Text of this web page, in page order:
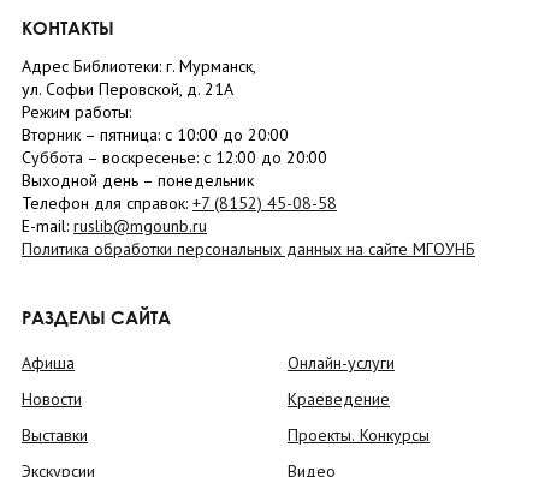
КОНТАКТЫ
Адрес Библиотеки: г. Мурманск,
ул. Софьи Перовской, д. 21А
Режим работы:
Вторник – пятница: с 10:00 до 20:00
Суббота – воскресенье: c 12:00 до 20:00
Выходной день – понедельник
Телефон для справок: +7 (8152) 45-08-58
E-mail: ruslib@mgounb.ru
Политика обработки персональных данных на сайте МГОУНБ
РАЗДЕЛЫ САЙТА
Афиша
Новости
Выставки
Экскурсии
Онлайн-услуги
Краеведение
Проекты. Конкурсы
Видео